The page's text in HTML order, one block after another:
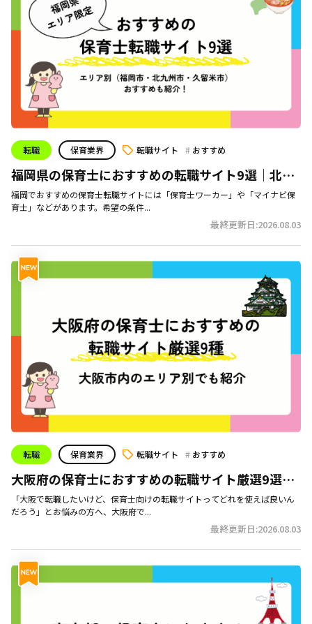
転職 保育業界 転職サイト おすすめ
福岡県の保育士におすすめの転職サイト9選｜北九
州・久留米などエリア別おすすめも！
福岡でおすすめの保育士転職サイトには「保育士ワーカー」や「マイナビ保
育士」などがあります。希望の条件...
最終更新日:2026.08.03
転職 保育業界 転職サイト おすすめ
大阪府の保育士におすすめの転職サイト厳選9選｜
大阪市内のエリア別でも紹介
「大阪で転職したいけど、保育士向けの転職サイトってどれを使えば良いん
だろう」とお悩みの方へ、大阪府で...
最終更新日:2026.08.03